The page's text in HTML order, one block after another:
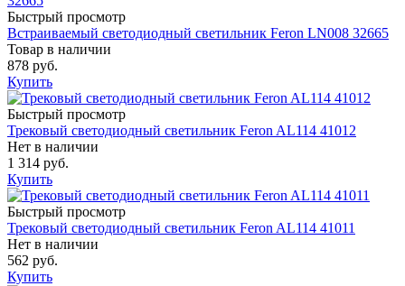
Быстрый просмотр
Встраиваемый светодиодный светильник Feron LN008 32665
Товар в наличии
878 руб.
Купить
Быстрый просмотр
Трековый светодиодный светильник Feron AL114 41012
Нет в наличии
1 314 руб.
Купить
Быстрый просмотр
Трековый светодиодный светильник Feron AL114 41011
Нет в наличии
562 руб.
Купить